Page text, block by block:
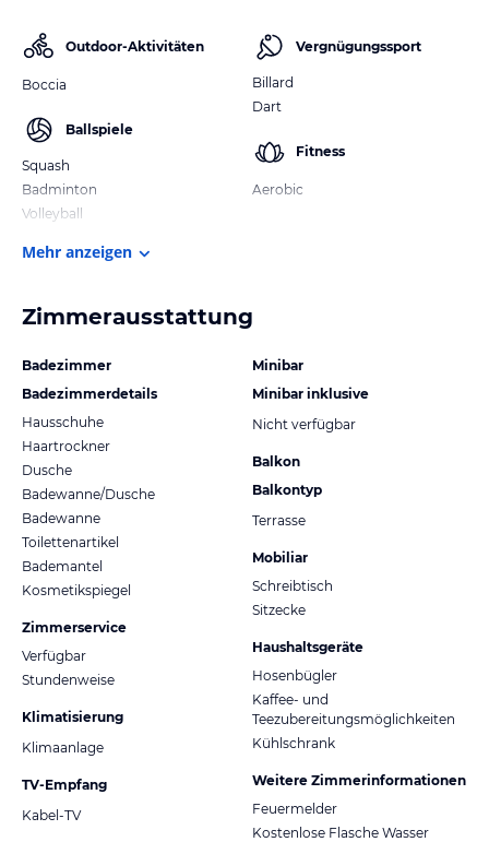
Outdoor-Aktivitäten
Boccia
Ballspiele
Squash
Badminton
Volleyball
Vergnügungssport
Billard
Dart
Fitness
Aerobic
Mehr anzeigen
Zimmerausstattung
Badezimmer
Badezimmerdetails
Hausschuhe
Haartrockner
Dusche
Badewanne/Dusche
Badewanne
Toilettenartikel
Bademantel
Kosmetikspiegel
Zimmerservice
Verfügbar
Stundenweise
Klimatisierung
Klimaanlage
TV-Empfang
Kabel-TV
Minibar
Minibar inklusive
Nicht verfügbar
Balkon
Balkontyp
Terrasse
Mobiliar
Schreibtisch
Sitzecke
Haushaltsgeräte
Hosenbügler
Kaffee- und
Teezubereitungsmöglichkeiten
Kühlschrank
Weitere Zimmerinformationen
Feuermelder
Kostenlose Flasche Wasser